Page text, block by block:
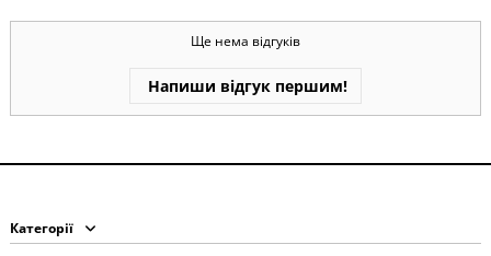
Ще нема відгуків
Напиши відгук першим!
Категорії